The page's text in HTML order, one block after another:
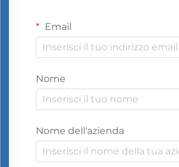
Email
Nome
Nome dell'azienda